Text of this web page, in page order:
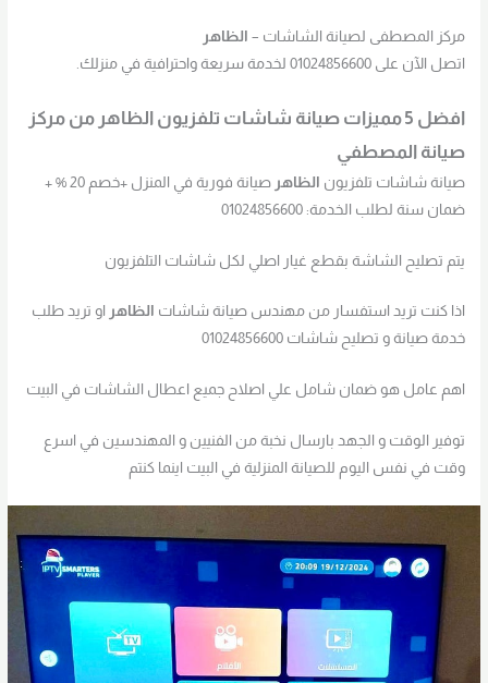
مركز المصطفى لصيانة الشاشات – الظاهر
اتصل الآن على 01024856600 لخدمة سريعة واحترافية في منزلك.
افضل 5 مميزات صيانة شاشات تلفزيون الظاهر من مركز
صيانة المصطفي
صيانة شاشات تلفزيون الظاهر
صيانة فورية في المنزل +خصم 20 % +
ضمان سنة لطلب الخدمة: 01024856600
يتم تصليح الشاشة بقطع غيار اصلي لكل شاشات التلفزيون
اذا كنت تريد استفسار من مهندس صيانة شاشات الظاهر او تريد طلب
خدمة صيانة و تصليح شاشات 01024856600
اهم عامل هو ضمان شامل علي اصلاح جميع اعطال الشاشات في البيت
توفير الوقت و الجهد بارسال نخبة من الفنيين و المهندسين في اسرع
وقت في نفس اليوم للصيانة المنزلية في البيت اينما كنتم